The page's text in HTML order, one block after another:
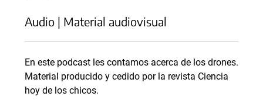
Audio | Material audiovisual
En este podcast les contamos acerca de los drones.
Material producido y cedido por la revista Ciencia
hoy de los chicos.